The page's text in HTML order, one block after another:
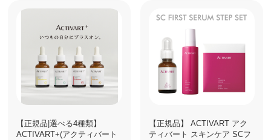
【正規品|選べる4種類】
ACTIVART+(アクティバート
【正規品】 ACTIVART アク
ティバート スキンケア SCフ